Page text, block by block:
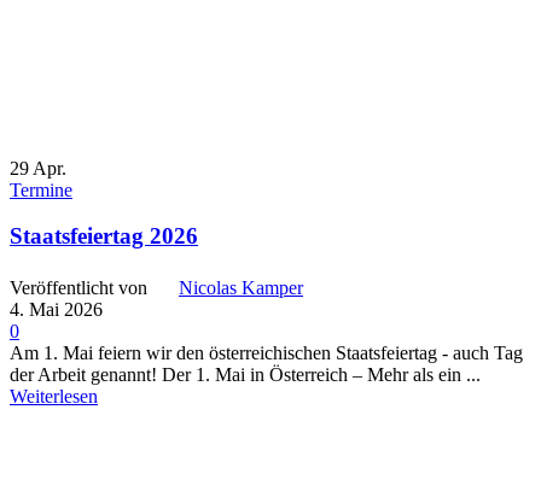
29 Apr.
Termine
Staatsfeiertag 2026
Veröffentlicht von
Nicolas Kamper
4. Mai 2026
0
Am 1. Mai feiern wir den österreichischen Staatsfeiertag - auch Tag
der Arbeit genannt! Der 1. Mai in Österreich – Mehr als ein ...
Weiterlesen